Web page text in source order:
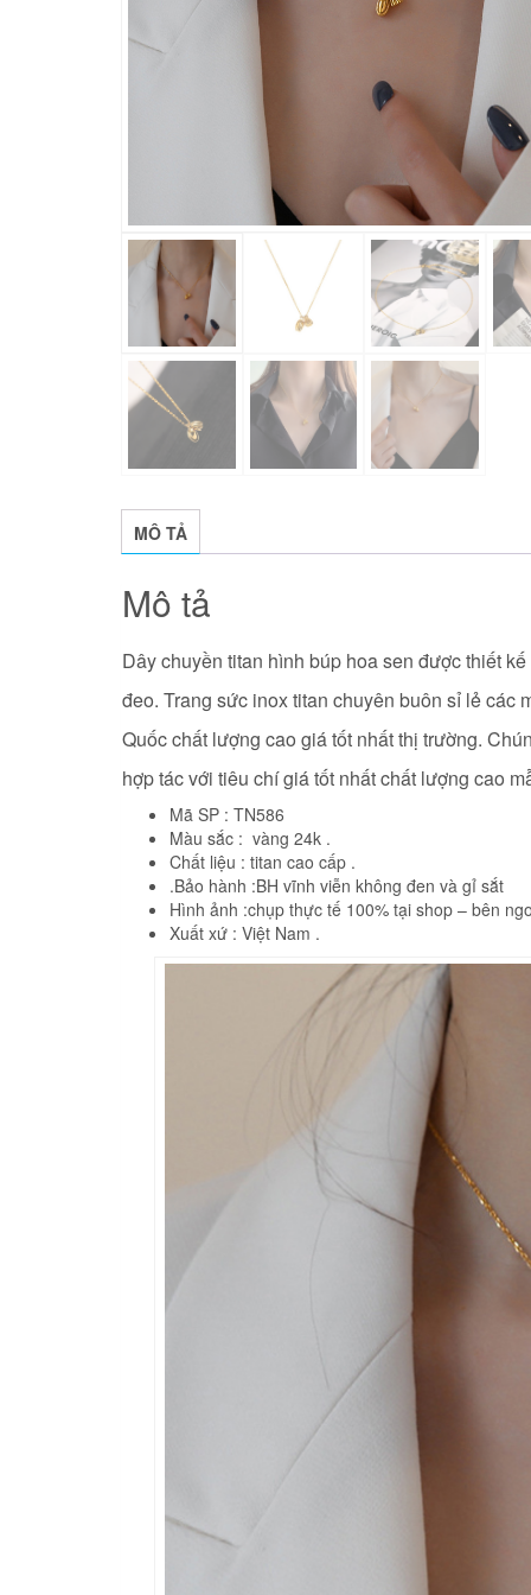
MÔ TẢ
Mô tả
Dây chuyền titan hình búp hoa sen được thiết
đeo. Trang sức inox titan chuyên buôn sỉ lẻ các
Quốcchất lượng cao giá tốt nhất thị trường.
hợp tác với tiêu chí giá tốt nhất chất lượng cao
Mã SP : TN586
Màu sắc : vàng 24k .
Chất liệu : titan cao cấp .
.Bảo hành :BH vĩnh viễn không đen và gỉ sắt
Hình ảnh :chụp thực tế 100% tại shop – bên
Xuất xứ : Việt Nam .